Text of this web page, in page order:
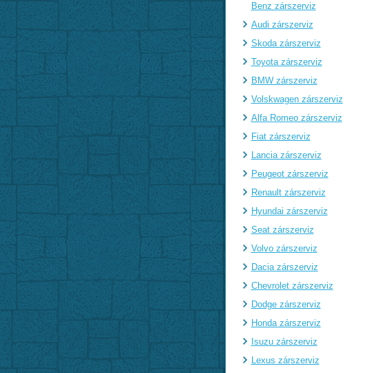
Benz zárszerviz
Audi zárszerviz
Skoda zárszerviz
Toyota zárszerviz
BMW zárszerviz
Volskwagen zárszerviz
Alfa Romeo zárszerviz
Fiat zárszerviz
Lancia zárszerviz
Peugeot zárszerviz
Renault zárszerviz
Hyundai zárszerviz
Seat zárszerviz
Volvo zárszerviz
Dacia zárszerviz
Chevrolet zárszerviz
Dodge zárszerviz
Honda zárszerviz
Isuzu zárszerviz
Lexus zárszerviz